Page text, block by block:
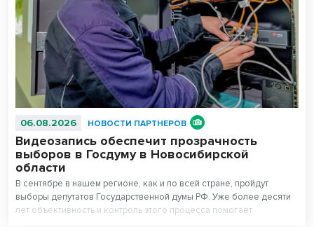
06.08.2026 НОВОСТИ ПАРТНЕРОВ
Видеозапись обеспечит прозрачность
выборов в Госдуму в Новосибирской
области
В сентябре в нашем регионе, как и по всей стране, пройдут
выборы депутатов Государственной думы РФ. Уже более десяти
лет объективность и контроль этого процесса помогает